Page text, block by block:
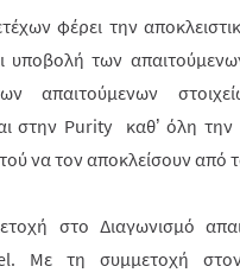
φέρει την
υποβολή των
απαιτούμενων
στην Purity καθ’ όλη την
να τον αποκλείσουν από
στο Διαγωνισμό
. Με τη συμμετοχή στον